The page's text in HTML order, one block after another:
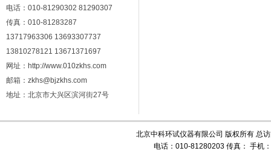
电话：010-81290302 81290307
传真：010-81283287
13717963306 13693307737
13810278121 13671371697
网址：http://www.010zkhs.com
邮箱：zkhs@bjzkhs.com
地址：北京市大兴区滨河街27号
北京中科环试仪器有限公司 版权所有 总
电话：010-81280203 传真： 手机